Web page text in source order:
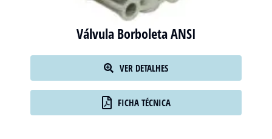
Válvula Borboleta ANSI
VER DETALHES
FICHA TÉCNICA